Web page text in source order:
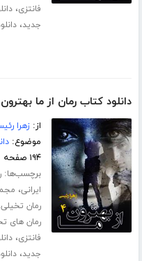
فانتزی،
جدید،
دانلود کتاب رمان از ما بهترون 4
از:زهرا
موضوع:
۱۹۴ صفحه
برچسب‌ها:
ایرانی،
رمان تخیلی
رمان های
فانتزی،
جدید،